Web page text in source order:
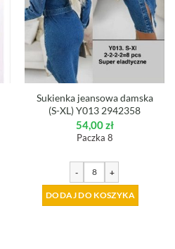
Sukienka jeansowa damska
(S-XL) Y013 2942358
54,00zł
Paczka 8
- +
DODAJ DO KOSZYKA